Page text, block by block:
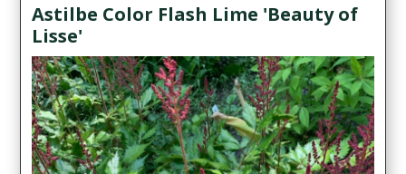
Astilbe Color Flash Lime 'Beauty of
Lisse'